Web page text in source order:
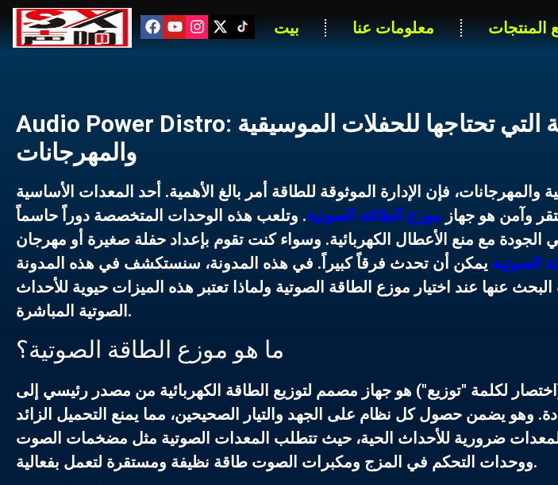
بيت معلومات عنا المنتجات
Audio Power Distro: الميزات الرئيسية التي تحتاجها للحفلات الموسيقية
والمهرجانات
والمهرجانات، فإن الإدارة الموثوقة للطاقة أمر بالغ الأهمية. أحد المعدات الأساسية
وآمن هو جهاز موزع الطاقة الصوتية. وتلعب هذه الوحدات المتخصصة دوراً حاسماً
مع منع الأعطال الكهربائية. وسواء كنت تقوم بإعداد حفلة صغيرة أو مهرجان
الصوتية يمكن أن تحدث فرقاً كبيراً. في هذه المدونة، سنستكشف في هذه المدونة
عنها عند اختيار موزع الطاقة الصوتية ولماذا تعتبر هذه الميزات حيوية للأحداث
الصوتية المباشرة.
ما هو موزع الطاقة الصوتية؟
لكلمة "توزيع") هو جهاز مصمم لتوزيع الطاقة الكهربائية من مصدر رئيسي إلى
وهو يضمن حصول كل نظام على الجهد والتيار الصحيحين، مما يمنع التحميل الزائد
ضرورية للأحداث الحية، حيث تتطلب المعدات الصوتية مثل مضخمات الصوت
ووحدات التحكم في المزج ومكبرات الصوت طاقة نظيفة ومستقرة لتعمل بفعالية.